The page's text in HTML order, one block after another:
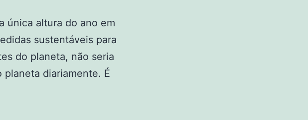
única altura do ano em
sustentáveis para
do planeta, não seria
planeta diariamente. É